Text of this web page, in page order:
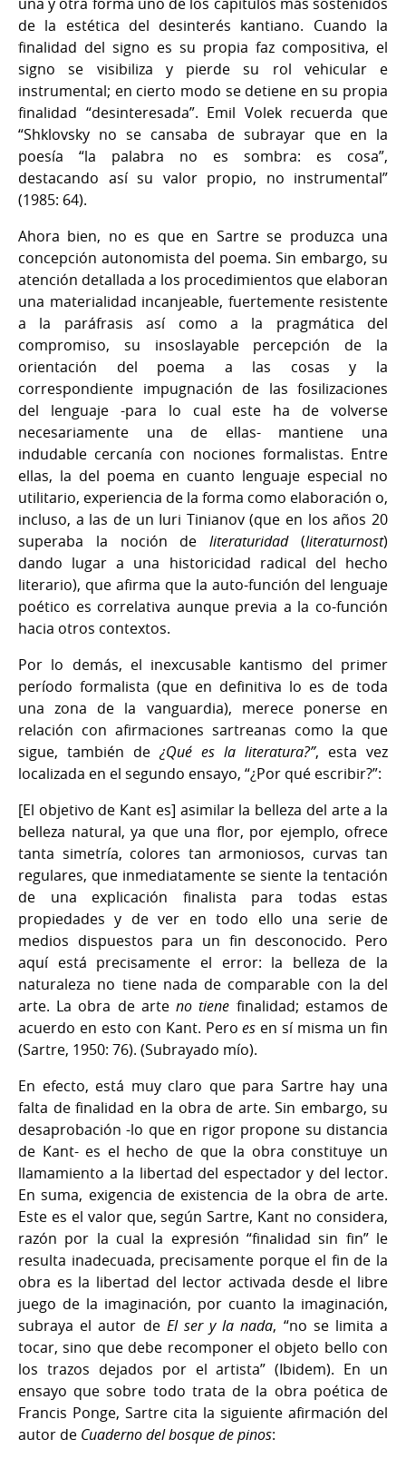
de la estética del desinterés kantiano. Cuando la
finalidad del signo es su propia faz compositiva, el
signo se visibiliza y pierde su rol vehicular e
instrumental; en cierto modo se detiene en su propia
finalidad “desinteresada”. Emil Volek recuerda que
“Shklovsky no se cansaba de subrayar que en la
poesía “la palabra no es sombra: es cosa”,
destacando así su valor propio, no instrumental”
(1985: 64).
Ahora bien, no es que en Sartre se produzca una
concepción autonomista del poema. Sin embargo, su
atención detallada a los procedimientos que elaboran
una materialidad incanjeable, fuertemente resistente
a la paráfrasis así como a la pragmática del
compromiso, su insoslayable percepción de la
orientación del poema a las cosas y la
correspondiente impugnación de las fosilizaciones
del lenguaje -para lo cual este ha de volverse
necesariamente una de ellas- mantiene una
indudable cercanía con nociones formalistas. Entre
ellas, la del poema en cuanto lenguaje especial no
utilitario, experiencia de la forma como elaboración o,
incluso, a las de un Iuri Tinianov (que en los años 20
superaba la noción deliteraturidad(literaturnost)
dando lugar a una historicidad radical del hecho
literario), que afirma que la auto-función del lenguaje
poético es correlativa aunque previa a la co-función
hacia otros contextos.
Por lo demás, el inexcusable kantismo del primer
período formalista (que en definitiva lo es de toda
una zona de la vanguardia), merece ponerse en
relación con afirmaciones sartreanas como la que
sigue, también de ¿Qué es la literatura?”, esta vez
localizada en el segundo ensayo, “¿Por qué escribir?”:
[El objetivo de Kant es] asimilar la belleza del arte a la
belleza natural, ya que una flor, por ejemplo, ofrece
tanta simetría, colores tan armoniosos, curvas tan
regulares, que inmediatamente se siente la tentación
de una explicación finalista para todas estas
propiedades y de ver en todo ello una serie de
medios dispuestos para un fin desconocido. Pero
aquí está precisamente el error: la belleza de la
naturaleza no tiene nada de comparable con la del
arte. La obra de arteno tiene finalidad; estamos de
acuerdo en esto con Kant. Peroes en sí misma un fin
(Sartre, 1950: 76). (Subrayado mío).
En efecto, está muy claro que para Sartre hay una
falta de finalidad en la obra de arte. Sin embargo, su
desaprobación -lo que en rigor propone su distancia
de Kant- es el hecho de que la obra constituye un
llamamiento a la libertad del espectador y del lector.
En suma, exigencia de existencia de la obra de arte.
Este es el valor que, según Sartre, Kant no considera,
razón por la cual la expresión “finalidad sin fin” le
resulta inadecuada, precisamente porque el fin de la
obra es la libertad del lector activada desde el libre
juego de la imaginación, por cuanto la imaginación,
subraya el autor de El ser y la nada, “no se limita a
tocar, sino que debe recomponer el objeto bello con
los trazos dejados por el artista” (Ibidem). En un
ensayo que sobre todo trata de la obra poética de
Francis Ponge, Sartre cita la siguiente afirmación del
autor de Cuaderno del bosque de pinos: